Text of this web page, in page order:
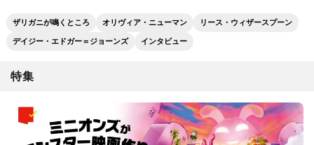
ザリガニが鳴くところ オリヴィア・ニューマン リース・ウィザースプーン
デイジー・エドガー＝ジョーンズ インタビュー
特集